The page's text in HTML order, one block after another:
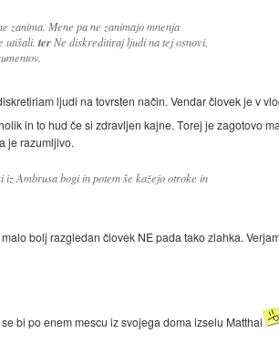
zanima. Mene pa ne zanimajo mnenja
utišali. terNe diskreditiraj ljudi na tej osnovi.
ljudi na tovrsten način. Vendar človek je v
in to hud če si zdravljen kajne. Torej je zagotovo
je razumljivo.
Ambrusa bogi in potem še kažejo otroke in
bolj razgledan človek NE pada tako zlahka.
bi po enem mescu iz svojega doma izselu Matthai